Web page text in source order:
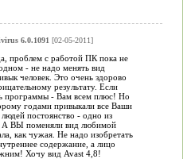
6.0.1091 [02-05-2011]
проблем с работой ПК пока не
- не надо менять вид
человек. Это очень здорово
результату. Если
программы - Вам всем плюс! Но
годами привыкали все Ваши
постоянство - одно из
А ВЫ поменяли вид любимой
как чужая. Не надо изобретать
содержание, а лицо
Хочу вид Avast 4,8!